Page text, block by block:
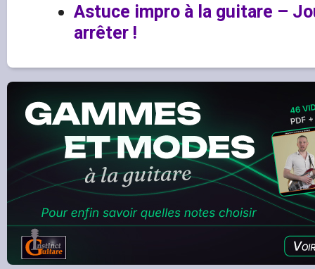
Astuce impro à la guitare –
arrêter !